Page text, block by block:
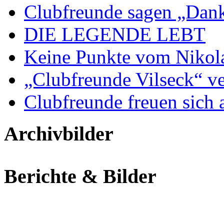
Clubfreunde sagen
DIE LEGENDE LEBT
Keine Punkte vom
„Clubfreunde Vilseck“
Clubfreunde freuen sich
Archivbilder
Berichte & Bilder